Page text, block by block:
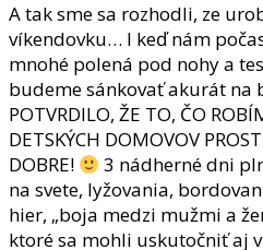
A tak sme sa rozhodli, ze
víkendovku… I keď nám
mnohé polená pod nohy a
budeme sánkovať akurát na
POTVRDILO, ŽE TO, ČO
DETSKÝCH DOMOVOV
DOBRE!
3 nádherné dni
na svete, lyžovania,
hier, „boja medzi mužmi a
ktoré sa mohli uskutočniť aj